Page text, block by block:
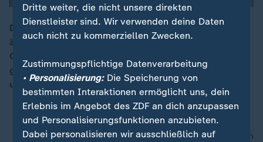
Der Kreml gibt sich zum Thema Oktoberrevolution
äußerst zurückhaltend. Auch wenn man an die alte
Größe der Sowjetunion gerne anknüpfen würde - wie
geht das heutige Rußland mit dem historischen Datum
um?
nach oben
Dritte weiter, die nicht unsere direkten
Dienstleister sind. Wir verwenden deine Daten
auch nicht zu kommerziellen Zwecken.
Zustimmungspflichtige Datenverarbeitung
• Personalisierung:Die Speicherung von
bestimmten Interaktionen ermöglicht uns, dein
Erlebnis im Angebot des ZDF an dich anzupassen
und Personalisierungsfunktionen anzubieten.
Dabei personalisieren wir ausschließlich auf